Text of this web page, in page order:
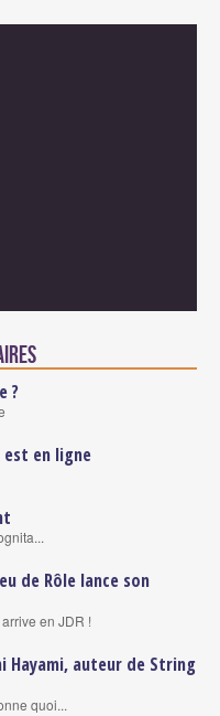
?
est en ligne
de Rôle lance son
en JDR !
Hayami, auteur de String
quoi...